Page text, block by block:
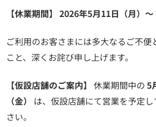
【休業期間】 2026年5月11日（月）
ご利用のお客さまには多大なるご不
こと、深くお詫び申し上げます。
【仮設店舗のご案内】 休業期間中の 5
（金）
は、仮設店舗にて営業を予定
さい。